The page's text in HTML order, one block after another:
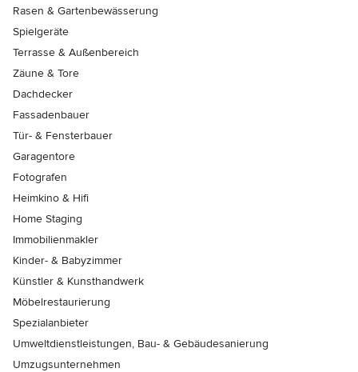
Rasen & Gartenbewässerung
Spielgeräte
Terrasse & Außenbereich
Zäune & Tore
Dachdecker
Fassadenbauer
Tür- & Fensterbauer
Garagentore
Fotografen
Heimkino & Hifi
Home Staging
Immobilienmakler
Kinder- & Babyzimmer
Künstler & Kunsthandwerk
Möbelrestaurierung
Spezialanbieter
Umweltdienstleistungen, Bau- & Gebäudesanierung
Umzugsunternehmen